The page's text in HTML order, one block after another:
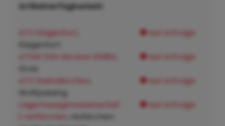
Artikelverfügbarkeit:
ATZ Klagenfurt
Klagenfurt:
auf Anfrage
ATSW 24h Service GMBH auf Anfrage
ATZ Steinakirchen
Wolfpassing:
auf Anfrage
Lagerhausgenossenschaf
t Hofkirchen
, Hofkirchen
auf Anfrage